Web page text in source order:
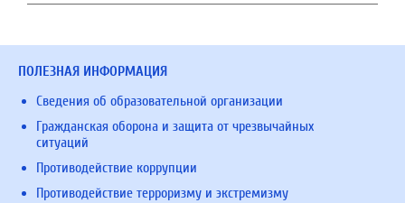
ПОЛЕЗНАЯ ИНФОРМАЦИЯ
Сведения об образовательной организации
Гражданская оборона и защита от чрезвычайных
ситуаций
Противодействие коррупции
Противодействие терроризму и экстремизму